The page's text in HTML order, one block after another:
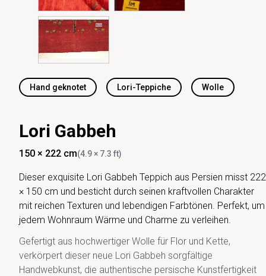
Hand geknotet Lori-Teppiche Wolle
Lori Gabbeh
150 × 222 cm(4.9 × 7.3 ft)
Dieser exquisite Lori Gabbeh Teppich aus Persien misst 222
× 150 cm und besticht durch seinen kraftvollen Charakter
mit reichen Texturen und lebendigen Farbtönen. Perfekt, um
jedem Wohnraum Wärme und Charme zu verleihen.
Gefertigt aus hochwertiger Wolle für Flor und Kette,
verkörpert dieser neue Lori Gabbeh sorgfältige
Handwebkunst, die authentische persische Kunstfertigkeit